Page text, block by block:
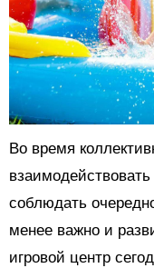
Во время
соблюдать
менее важно и
игровой центр